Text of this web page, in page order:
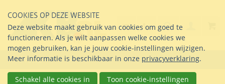
links
over
Direct
naar
inhoud
info@seltmann-
Stel uw vraag
030 69 50 814
Search
Menu
COOKIES OP DEZE WEBSITE
Deze website maakt gebruik van cookies om goed te
functioneren. Als je wilt aanpassen welke cookies we
mogen gebruiken, kan je jouw cookie-instellingen wijzigen.
Meer informatie is beschikbaar in onze privacyverklaring.
Schakel alle cookies in
Toon cookie-instellingen